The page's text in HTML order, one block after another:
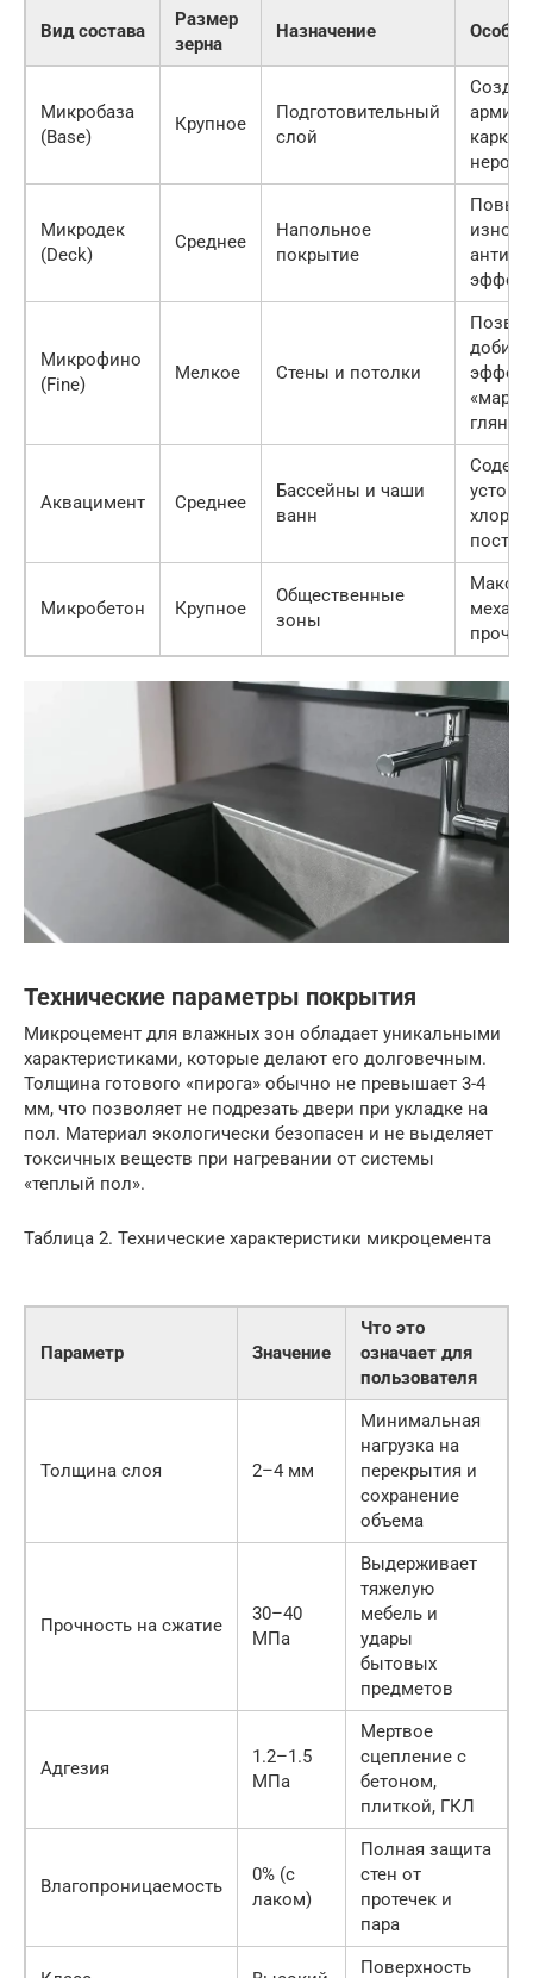
Вид состава
Размер
зерна
Назначение
Микробаза
(Base)
Крупное
Подготовительный
слой
Микродек
(Deck)
Среднее
Напольное
покрытие
эффект
Микрофино
(Fine)
Мелкое Стены и потолки
глянца
Аквацимент Среднее
Бассейны и чаши
ванн
хлору и
Микробетон Крупное
Общественные
зоны
Технические параметры покрытия
Микроцемент для влажных зон обладает уникальными
характеристиками, которые делают его долговечным.
Толщина готового «пирога» обычно не превышает 3-4
мм, что позволяет не подрезать двери при укладке на
пол. Материал экологически безопасен и не выделяет
токсичных веществ при нагревании от системы
«теплый пол».
Таблица 2. Технические характеристики микроцемента
Параметр Значение
Что это
означает для
пользователя
Толщина слоя 2–4 мм
Минимальная
нагрузка на
перекрытия и
сохранение
объема
Прочность на сжатие
30–40
МПа
Выдерживает
тяжелую
мебель и
удары
бытовых
предметов
Адгезия
1.2–1.5
МПа
Мертвое
сцепление с
бетоном,
плиткой, ГКЛ
Влагопроницаемость
0% (с
лаком)
Полная защита
стен от
протечек и
пара
Поверхность